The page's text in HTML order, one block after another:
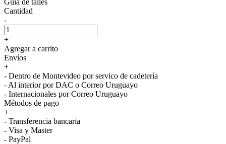
Cantidad
-
+
Agregar a carrito
Envíos
+
- Dentro de Montevideo por servico de cadetería
- Al interior por DAC o Correo Uruguayo
- Internacionales por Correo Uruguayo
Métodos de pago
+
- Transferencia bancaria
- Visa y Master
- PayPal